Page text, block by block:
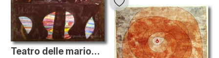
Teatro delle marionette